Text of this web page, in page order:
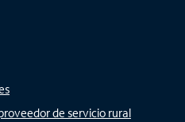
de servicio rural